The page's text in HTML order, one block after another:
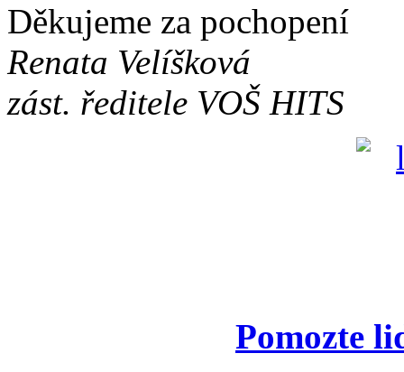
Děkujeme za pochopení
Renata Velíšková
zást. ředitele VOŠ HITS
Pomozte